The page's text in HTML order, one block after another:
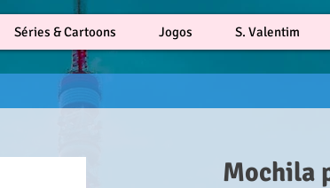
Séries & Cartoons Jogos S. Valentim
Mochila